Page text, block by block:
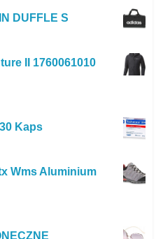
DUFFLE S
II 1760061010
Kaps
Wms Aluminium